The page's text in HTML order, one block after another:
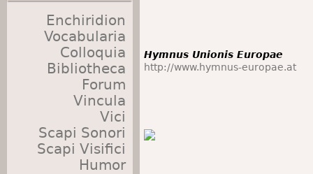
Hymnus Unionis Europae
http://www.hymnus-europae.at
Enchiridion
Vocabularia
Colloquia
Bibliotheca
Forum
Vincula
Vici
Scapi Sonori
Scapi Visifici
Humor